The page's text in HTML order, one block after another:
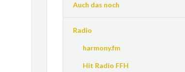
Auch das noch
Radio
harmony.fm
Hit Radio FFH